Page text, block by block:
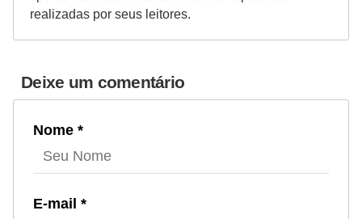
realizadas por seus leitores.
Deixe um comentário
Nome *
E-mail *
a
ç
o
P
u
p